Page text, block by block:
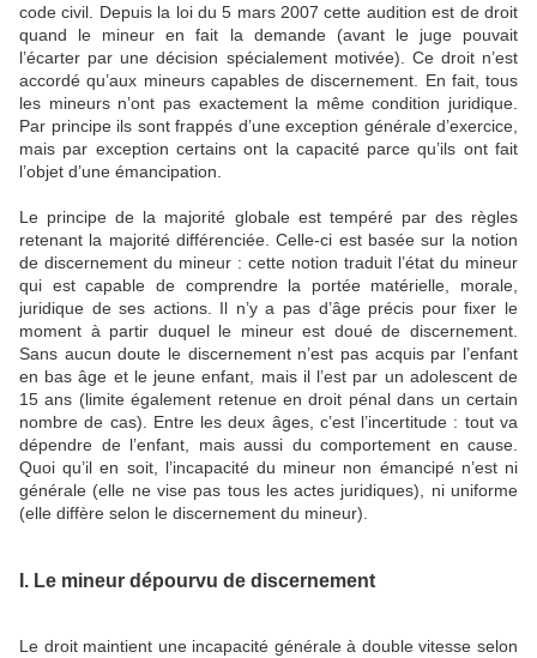
code civil. Depuis la loi du 5 mars 2007 cette audition est de droit
quand le mineur en fait la demande (avant le juge pouvait
l’écarter par une décision spécialement motivée). Ce droit n’est
accordé qu’aux mineurs capables de discernement. En fait, tous
les mineurs n’ont pas exactement la même condition juridique.
Par principe ils sont frappés d’une exception générale d’exercice,
mais par exception certains ont la capacité parce qu’ils ont fait
l’objet d’une émancipation.
Le principe de la majorité globale est tempéré par des règles
retenant la majorité différenciée. Celle-ci est basée sur la notion
de discernement du mineur : cette notion traduit l’état du mineur
qui est capable de comprendre la portée matérielle, morale,
juridique de ses actions. Il n’y a pas d’âge précis pour fixer le
moment à partir duquel le mineur est doué de discernement.
Sans aucun doute le discernement n’est pas acquis par l’enfant
en bas âge et le jeune enfant, mais il l’est par un adolescent de
15 ans (limite également retenue en droit pénal dans un certain
nombre de cas). Entre les deux âges, c’est l’incertitude : tout va
dépendre de l’enfant, mais aussi du comportement en cause.
Quoi qu’il en soit, l’incapacité du mineur non émancipé n’est ni
générale (elle ne vise pas tous les actes juridiques), ni uniforme
(elle diffère selon le discernement du mineur).
I. Le mineur dépourvu de discernement
Le droit maintient une incapacité générale à double vitesse selon